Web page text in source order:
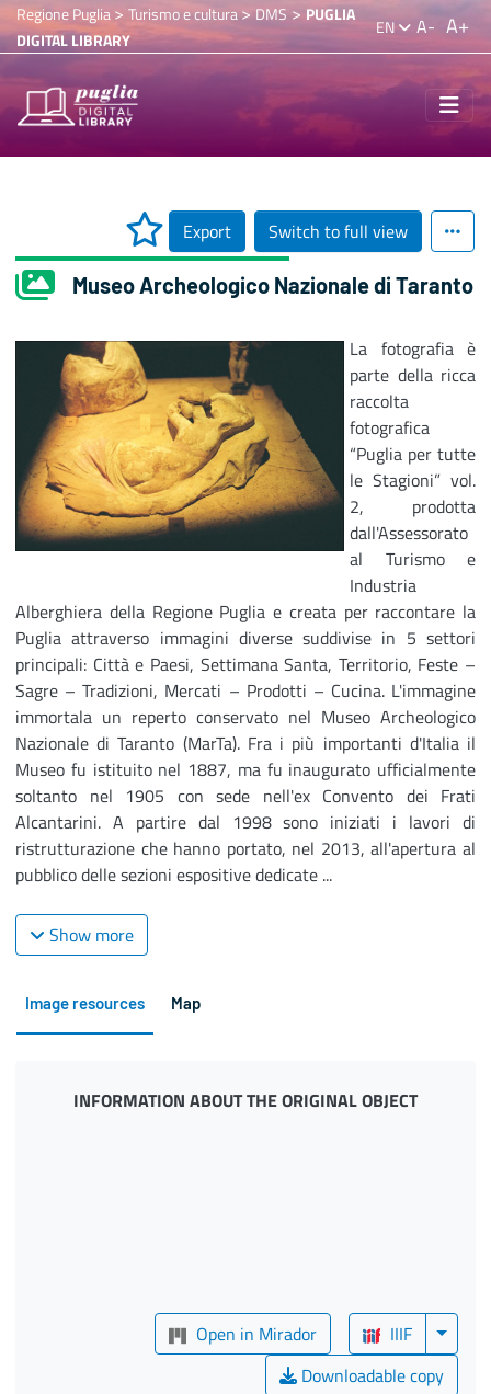
Regione Puglia> Turismo e cultura>DMS > PUGLIA
DIGITAL LIBRARY
EN A- A+
Export Switch to full view
Museo Archeologico Nazionale di Taranto
La fotografia è
parte della ricca
raccolta
fotografica
“Puglia per tutte
le Stagioni” vol.
2, prodotta
dall'Assessorato
al Turismo e
Industria
Alberghiera della Regione Puglia e creata per raccontare la
Puglia attraverso immagini diverse suddivise in 5 settori
principali: Città e Paesi, Settimana Santa, Territorio, Feste –
Sagre – Tradizioni, Mercati – Prodotti – Cucina. L'immagine
immortala un reperto conservato nel Museo Archeologico
Nazionale di Taranto (MarTa). Fra i più importanti d'Italia il
Museo fu istituito nel 1887, ma fu inaugurato ufficialmente
soltanto nel 1905 con sede nell'ex Convento dei Frati
Alcantarini. A partire dal 1998 sono iniziati i lavori di
ristrutturazione che hanno portato, nel 2013, all'apertura al
pubblico delle sezioni espositive dedicate ...
Show more
Image resources Map
INFORMATION ABOUT THE ORIGINAL OBJECT
Open in Mirador
IIIF
Downloadable copy